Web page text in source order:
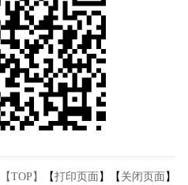
【TOP】 【打印页面 】【 关闭页面 】